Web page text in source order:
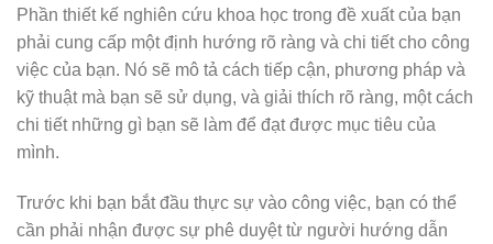
Phần thiết kế nghiên cứu khoa học trong đề xuất của bạn
phải cung cấp một định hướng rõ ràng và chi tiết cho công
việc của bạn. Nó sẽ mô tả cách tiếp cận, phương pháp và
kỹ thuật mà bạn sẽ sử dụng, và giải thích rõ ràng, một cách
chi tiết những gì bạn sẽ làm để đạt được mục tiêu của
mình.
Trước khi bạn bắt đầu thực sự vào công việc, bạn có thể
cần phải nhận được sự phê duyệt từ người hướng dẫn